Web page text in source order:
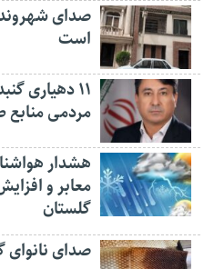
صدای
است
۱۱ دهیاری
مردمی منابع
هشدار
معابر و
گلستان
صدای نانوای